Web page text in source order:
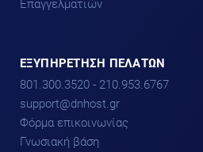
Επαγγελματιών
ΕΞΥΠΗΡΕΤΗΣΗ ΠΕΛΑΤΩΝ
801.300.3520 - 210.953.6767
support
dnhost.gr
Φόρμα επικοινωνίας
Γνωσιακή βάση